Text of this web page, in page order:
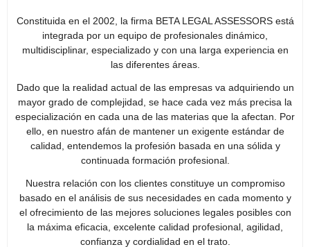
Constituida en el 2002, la firma BETA LEGAL ASSESSORS está
integrada por un equipo de profesionales dinámico,
multidisciplinar, especializado y con una larga experiencia en
las diferentes áreas.
Dado que la realidad actual de las empresas va adquiriendo un
mayor grado de complejidad, se hace cada vez más precisa la
especialización en cada una de las materias que la afectan. Por
ello, en nuestro afán de mantener un exigente estándar de
calidad, entendemos la profesión basada en una sólida y
continuada formación profesional.
Nuestra relación con los clientes constituye un compromiso
basado en el análisis de sus necesidades en cada momento y
el ofrecimiento de las mejores soluciones legales posibles con
la máxima eficacia, excelente calidad profesional, agilidad,
confianza y cordialidad en el trato.